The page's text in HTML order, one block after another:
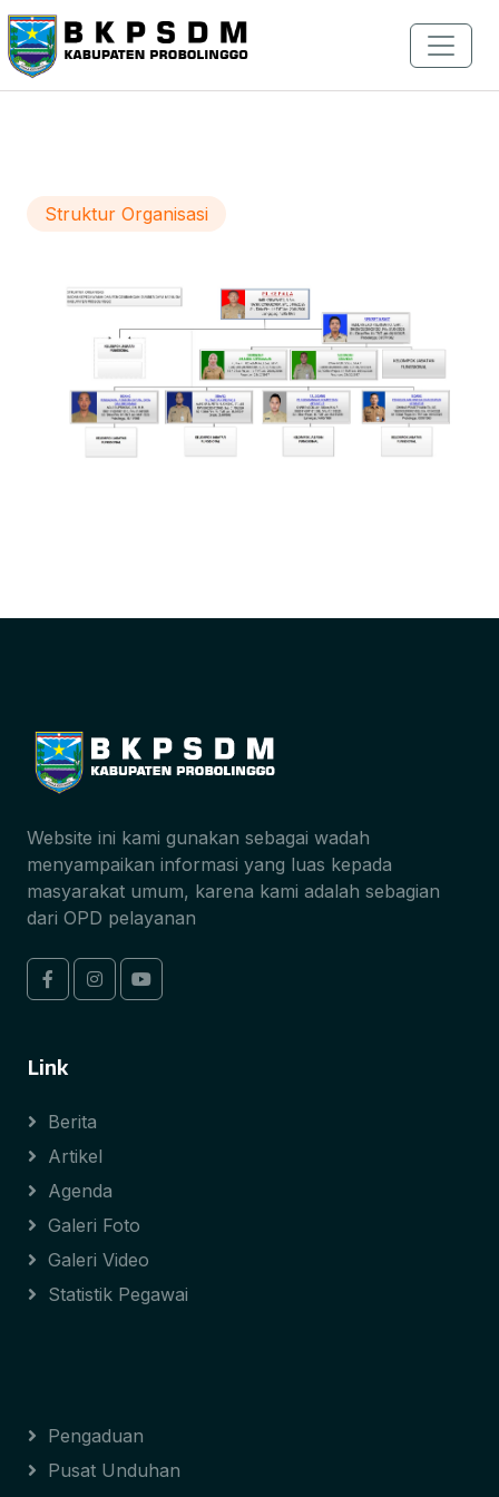
Struktur Organisasi
Website ini kami gunakan sebagai wadah
menyampaikan informasi yang luas kepada
masyarakat umum, karena kami adalah sebagian
dari OPD pelayanan
Link
Berita
Artikel
Agenda
Galeri Foto
Galeri Video
Statistik Pegawai
Pengaduan
Pusat Unduhan